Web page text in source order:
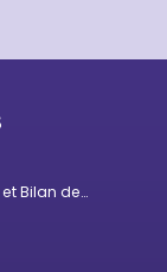
Bilan de